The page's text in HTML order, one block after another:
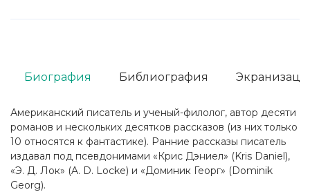
Американский писатель и ученый-филолог, автор десяти
романов и нескольких десятков рассказов (из них только
10 относятся к фантастике). Ранние рассказы писатель
издавал под псевдонимами «Крис Дэниел» (Kris Daniel),
«Э. Д. Лок» (A. D. Locke) и «Доминик Георг» (Dominik
Georg).
Биография Библиография